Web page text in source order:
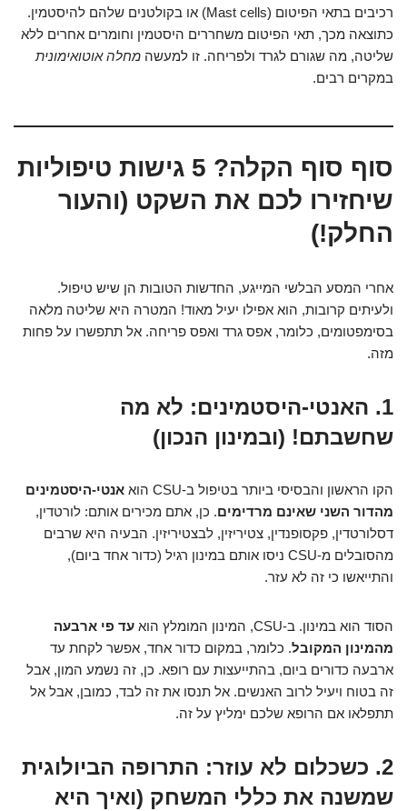
רכיבים בתאי הפיטום (Mast cells) או בקולטנים שלהם להיסטמין.
כתוצאה מכך, תאי הפיטום משחררים היסטמין וחומרים אחרים ללא
שליטה, מה שגורם לגרד ולפריחה. זו למעשה מחלה אוטואימונית
במקרים רבים.
סוף סוף הקלה? 5 גישות טיפוליות
שיחזירו לכם את השקט (והעור
החלק!)
אחרי המסע הבלשי המייגע, החדשות הטובות הן שיש טיפול.
ולעיתים קרובות, הוא אפילו יעיל מאוד! המטרה היא שליטה מלאה
בסימפטומים, כלומר, אפס גרד ואפס פריחה. אל תתפשרו על פחות
מזה.
1. האנטי-היסטמינים: לא מה
שחשבתם! (ובמינון הנכון)
הקו הראשון והבסיסי ביותר בטיפול ב-CSU הוא
אנטי-היסטמינים
מהדור השני שאינם מרדימים. כן, אתם מכירים אותם: לורטדין,
דסלורטדין, פקסופנדין, צטיריזין, לבצטיריזין. הבעיה היא שרבים
מהסובלים מ-CSU ניסו אותם במינון רגיל (כדור אחד ביום),
והתייאשו כי זה לא עזר.
הסוד הוא במינון. ב-CSU, המינון המומלץ הוא
עד פי ארבעה
מהמינון המקובל. כלומר, במקום כדור אחד, אפשר לקחת עד
ארבעה כדורים ביום, בהתייעצות עם רופא. כן, זה נשמע המון, אבל
זה בטוח ויעיל לרוב האנשים. אל תנסו את זה לבד, כמובן, אבל אל
תתפלאו אם הרופא שלכם ימליץ על זה.
2. כשכלום לא עוזר: התרופה הביולוגית
שמשנה את כללי המשחק (ואיך היא